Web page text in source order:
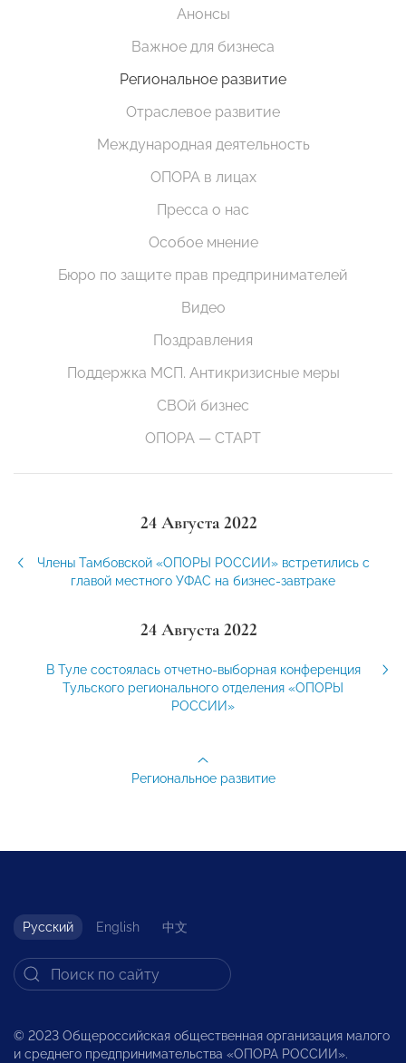
Анонсы
Важное для бизнеса
Региональное развитие
Отраслевое развитие
Международная деятельность
ОПОРА в лицах
Пресса о нас
Особое мнение
Бюро по защите прав предпринимателей
Видео
Поздравления
Поддержка МСП. Антикризисные меры
СВОй бизнес
ОПОРА — СТАРТ
24 Августа 2022
Члены Тамбовской «ОПОРЫ РОССИИ» встретились с
главой местного УФАС на бизнес-завтраке
24 Августа 2022
В Туле состоялась отчетно-выборная конференция
Тульского регионального отделения «ОПОРЫ
РОССИИ»
Региональное развитие
Русский English 中文
© 2023 Общероссийская общественная организация малого
и среднего предпринимательства «ОПОРА РОССИИ».